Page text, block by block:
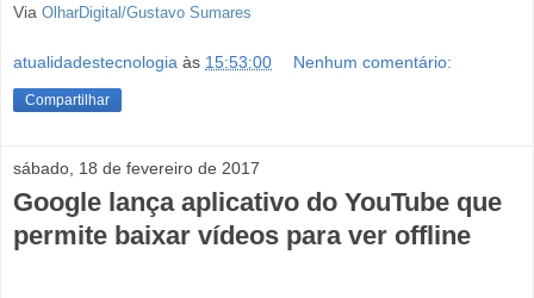
Via OlharDigital/Gustavo Sumares
atualidadestecnologia às 15:53:00 Nenhum comentário:
Compartilhar
sábado, 18 de fevereiro de 2017
Google lança aplicativo do YouTube que
permite baixar vídeos para ver offline